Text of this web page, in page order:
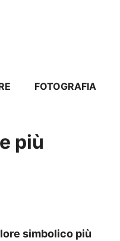
FOTOGRAFIA
più
simbolico più